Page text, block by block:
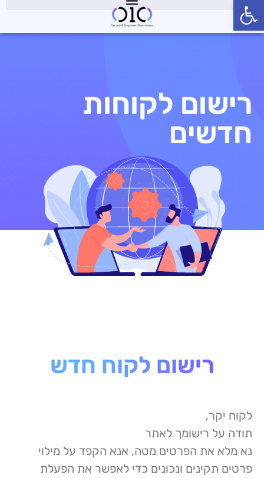
פתח סרגל נגישות
חדשים
רישום לקוחות
חדשים
רישום לקוח חדש
לקוח יקר,
תודה על רישומך לאתר
נא מלא את הפרטים מטה, אנא הקפד על מילוי
פרטים תקינים ונכונים כדי לאפשר את הפעלת